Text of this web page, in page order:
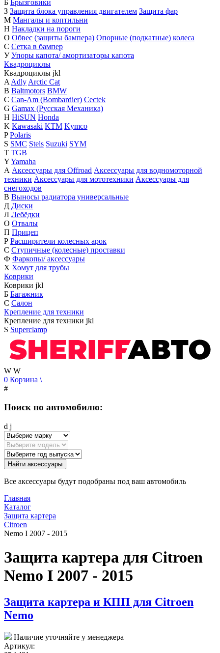
Б Брызговики
З Защита блока управления двигателем Защита фар
М Мангалы и коптильни
Н Накладки на пороги
О Обвес (защиты бампера) Опорные (подкатные) колеса
С Сетка в бампер
У Упоры капота/ амортизаторы капота
Квадроциклы
Квадроциклы jkl
A Adly Arctic Cat
B Baltmotors BMW
C Can-Am (Bombardier) Cectek
G Gamax (Русская Механика)
H HiSUN Honda
K Kawasaki KTM Kymco
P Polaris
S SMC Stels Suzuki SYM
T TGB
YYamaha
А Аксессуары для Offroad Аксессуары для водномоторной
техники Аксессуары для мототехники Аксессуары для
снегоходов
В Выносы радиатора универсальные
Д Диски
Л Лебёдки
О Отвалы
П Прицеп
Р Расширители колесных арок
С Ступичные (колесные) проставки
Ф Фаркопы/ аксессуары
Х Хомут для трубы
Коврики
Коврики jkl
Б Багажник
С Салон
Крепление для техники
Крепление для техники jkl
S Superclamp
W W
0 Корзина \
#
Поиск по автомобилю:
d j
Найти аксессуары
Все аксессуары будут подобраны под ваш автомобиль
Главная
Каталог
Защита картера
Citroen
Nemo I 2007 - 2015
Защита картера для Citroen
Nemo I 2007 - 2015
Защита картера и КПП для Citroen
Nemo
Наличие уточняйте у менеджера
Артикул: